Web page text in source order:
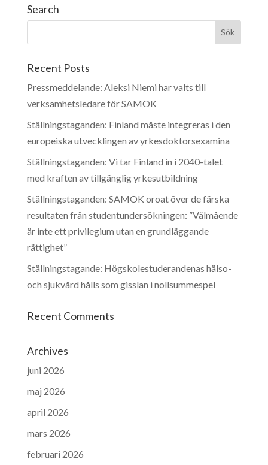
Search
Recent Posts
Pressmeddelande: Aleksi Niemi har valts till
verksamhetsledare för SAMOK
Ställningstaganden: Finland måste integreras i den
europeiska utvecklingen av yrkesdoktorsexamina
Ställningstaganden: Vi tar Finland in i 2040-talet
med kraften av tillgänglig yrkesutbildning
Ställningstaganden: SAMOK oroat över de färska
resultaten från studentundersökningen: ”Välmående
är inte ett privilegium utan en grundläggande
rättighet”
Ställningstagande: Högskolestuderandenas hälso-
och sjukvård hålls som gisslan i nollsummespel
Recent Comments
Archives
juni 2026
maj 2026
april 2026
mars 2026
februari 2026